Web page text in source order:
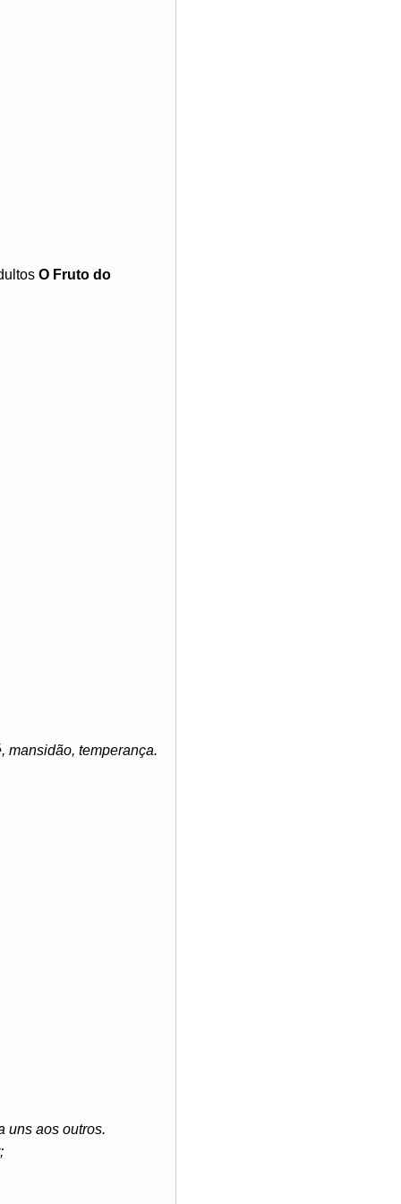
O Fruto do
mansidão, temperança.
uns aos outros.